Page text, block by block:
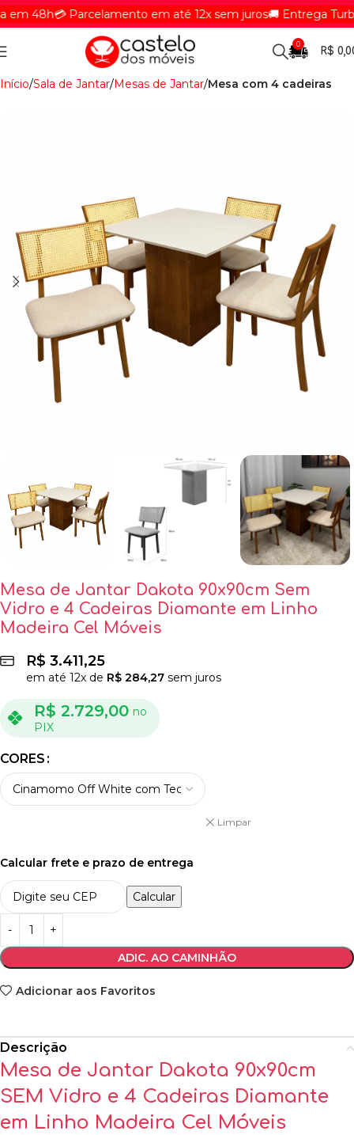
48h💳 Parcelamento em até 12x sem juros🚚 Entrega
0
R$
Início Sala de Jantar Mesas de Jantar Mesa com 4 cadeiras
Mesa de Jantar Dakota 90x90cm Sem
Vidro e 4 Cadeiras Diamante em Linho
Madeira Cel Móveis
R$ 3.411,25
em até 12x de R$ 284,27 sem juros
R$ 2.729,00 no
PIX
CORES
Limpar
Calcular frete e prazo de entrega
Calcular
ADIC. AO CAMINHÃO
Adicionar aos Favoritos
Descrição
Mesa de Jantar Dakota 90x90cm
SEM Vidro e 4 Cadeiras Diamante
em Linho Madeira Cel Móveis